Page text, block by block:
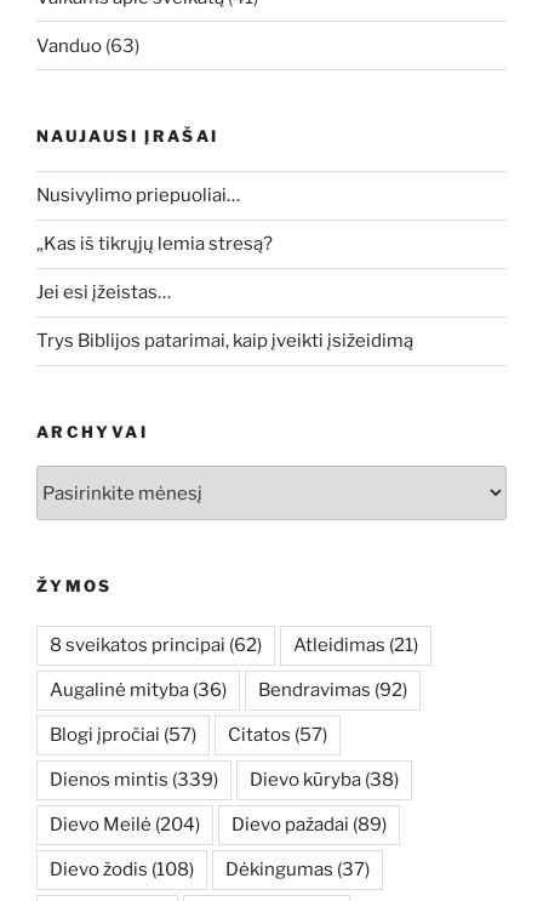
Vanduo (63)
NAUJAUSI ĮRAŠAI
Nusivylimo priepuoliai…
„Kas iš tikrųjų lemia stresą?
Jei esi įžeistas…
Trys Biblijos patarimai, kaip įveikti įsižeidimą
ARCHYVAI
ŽYMOS
8 sveikatos principai (62) Atleidimas (21)
Augalinė mityba (36) Bendravimas (92)
Blogi įpročiai (57) Citatos (57)
Dienos mintis (339) Dievo kūryba (38)
Dievo Meilė (204) Dievo pažadai (89)
Dievo žodis (108) Dėkingumas (37)